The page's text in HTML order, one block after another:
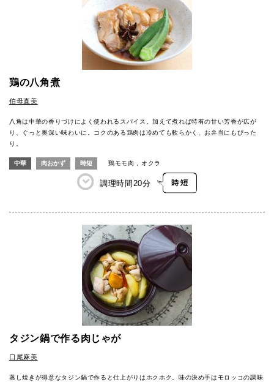
鶏の八角煮
伯母直美
八角は中華の香りづけによく使われるスパイス。加えて煮れば特有の甘い芳香が広が
り、ぐっと奥深い味わいに。コクのある鶏肉は冷めても軟らかく、お弁当にもぴった
り。
中華 肉おかず 時短 鶏モモ肉 オクラ
調理時間 20分
タジン鍋で作る肉じゃが
口尾麻美
蒸し焼きが得意なタジン鍋で作ると仕上がりはホクホク。味の決め手はモロッコの調味